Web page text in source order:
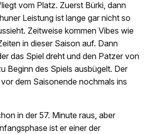
vom Platz. Zuerst Bürki, dann
Leistung ist lange gar nicht so
Zeitweise kommen Vibes wie
in dieser Saison auf. Dann
das Spiel dreht und den Patzer von
Beginn des Spiels ausbügelt. Der
dem Saisonende nochmals ins
in der 57. Minute raus, aber
ist er einer der